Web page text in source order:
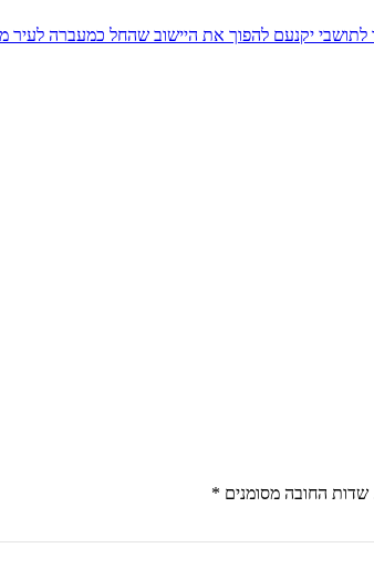
לתושבי יקנעם להפוך את היישוב שהחל כמעברה לעיר
שדות החובה מסומנים *